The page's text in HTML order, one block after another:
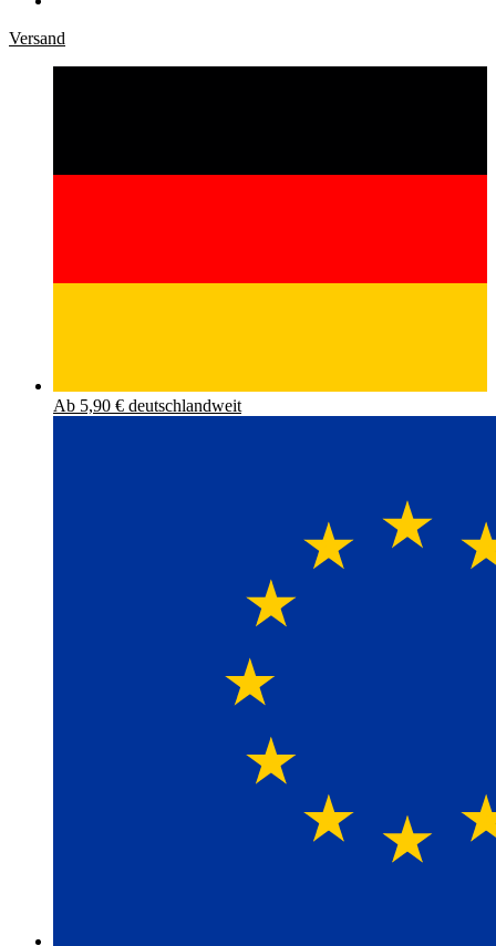
Versand
Ab 5,90 € deutschlandweit